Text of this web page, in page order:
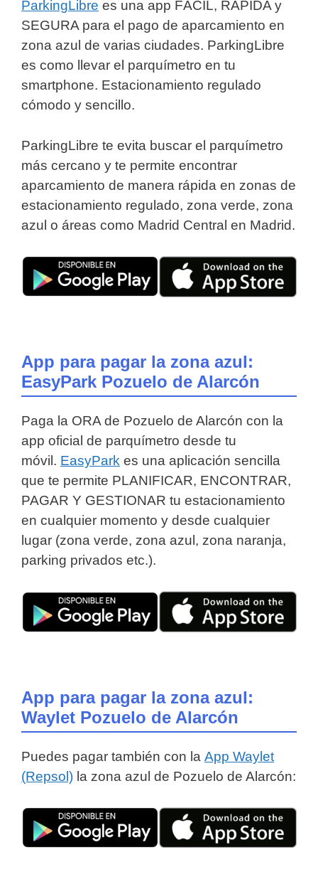
ParkingLibre es una app FÁCIL, RÁPIDA y
SEGURA para el pago de aparcamiento en
zona azul de varias ciudades. ParkingLibre
es como llevar el parquímetro en tu
smartphone. Estacionamiento regulado
cómodo y sencillo.
ParkingLibre te evita buscar el parquímetro
más cercano y te permite encontrar
aparcamiento de manera rápida en zonas de
estacionamiento regulado, zona verde, zona
azul o áreas como Madrid Central en Madrid.
App para pagar la zona azul:
EasyPark Pozuelo de Alarcón
Paga la ORA de Pozuelo de Alarcón con la
app oficial de parquímetro desde tu
móvil. EasyPark es una aplicación sencilla
que te permite PLANIFICAR, ENCONTRAR,
PAGAR Y GESTIONAR tu estacionamiento
en cualquier momento y desde cualquier
lugar (zona verde, zona azul, zona naranja,
parking privados etc.).
App para pagar la zona azul:
Waylet Pozuelo de Alarcón
Puedes pagar también con la App Waylet
(Repsol) la zona azul de Pozuelo de Alarcón: